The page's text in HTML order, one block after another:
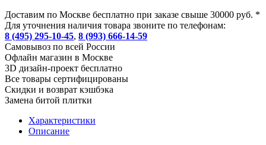
Доставим по Москве бесплатно при заказе свыше 30000 руб. *
Для уточнения наличия товара звоните по телефонам:
8 (495) 295-10-45, 8 (993) 666-14-59
Cамовывоз по всей России
Офлайн магазин в Москве
3D дизайн-проект бесплатно
Все товары сертифицированы
Скидки и возврат кэшбэка
Замена битой плитки
Характеристики
Описание